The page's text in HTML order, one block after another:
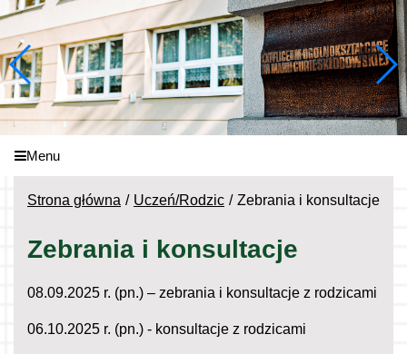
Menu
Strona główna Uczeń/Rodzic Zebrania i konsultacje
Zebrania i konsultacje
08.09.2025 r. (pn.) – zebrania i konsultacje z rodzicami
06.10.2025 r. (pn.) - konsultacje z rodzicami